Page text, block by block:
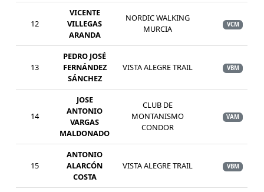
12
VICENTE
VILLEGAS
ARANDA
NORDIC WALKING
MURCIA
VCM
13
PEDRO JOSÉ
FERNÁNDEZ
SÁNCHEZ
VISTA ALEGRE TRAIL VBM
14
JOSE
ANTONIO
VARGAS
MALDONADO
CLUB DE
MONTANISMO
CONDOR
VAM
15
ANTONIO
ALARCÓN
COSTA
VISTA ALEGRE TRAIL VBM